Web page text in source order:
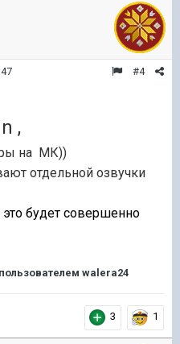
#4
,
на МК))
отдельной озвучки
это будет совершенно
пользователем walera24
3 1